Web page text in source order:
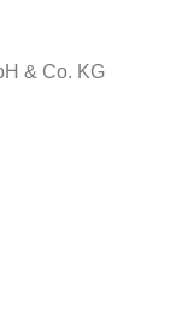
& Co. KG